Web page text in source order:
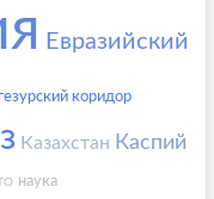
Евразийский
коридор
Казахстан Каспий
наука